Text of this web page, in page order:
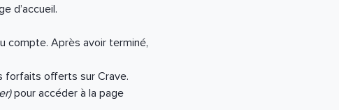
d’accueil.
compte. Après avoir terminé,
forfaits offerts sur Crave.
pour accéder à la page